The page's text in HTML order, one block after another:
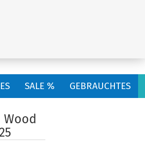
SALE % GEBRAUCHTES
Wood